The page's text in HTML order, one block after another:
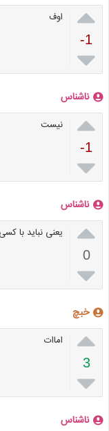

-1

‌اوف
ناشناس

-1

نیست
ناشناس

0

یعنی نباید با
خبچ

3

اماات
ناشناس